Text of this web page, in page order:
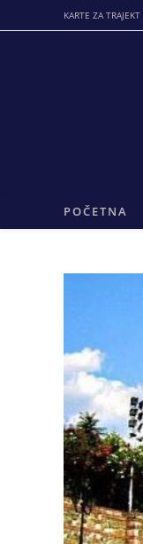
to
KARTE ZA TRAJEKT
POČETNA